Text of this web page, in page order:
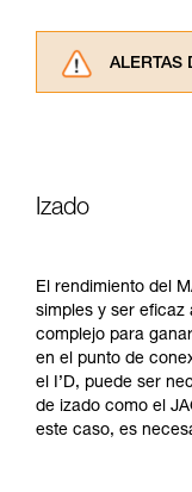
ALERTAS
ejecutar
autónoma.
Damos
su
Izado
El rendimiento del
simples y ser eficaz
complejo para
en el punto de
el I’D, puede ser
de izado como el
este caso, es